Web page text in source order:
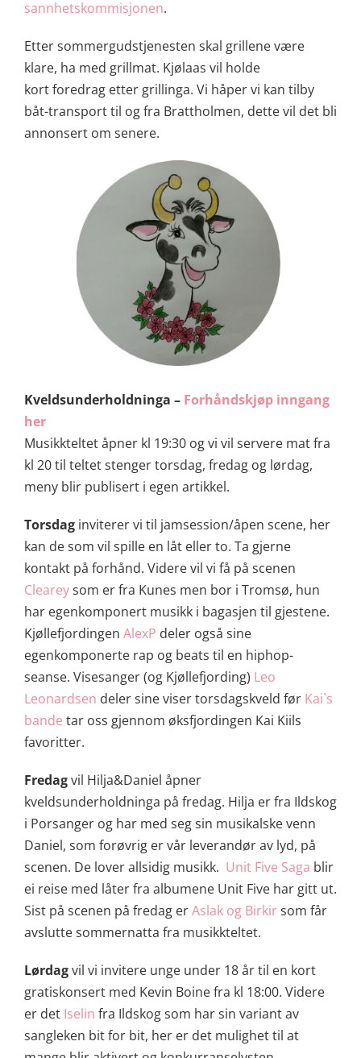
sannhetskommisjonen.
Etter sommergudstjenesten skal grillene være
klare, ha med grillmat. Kjølaas vil holde
kort foredrag etter grillinga. Vi håper vi kan tilby
båt-transport til og fra Brattholmen, dette vil det bli
annonsert om senere.
Kveldsunderholdninga – Forhåndskjøp inngang
her
Musikkteltet åpner kl 19:30 og vi vil servere mat fra
kl 20 til teltet stenger torsdag, fredag og lørdag,
meny blir publisert i egen artikkel.
Torsdag inviterer vi til jamsession/åpen scene, her
kan de som vil spille en låt eller to. Ta gjerne
kontakt på forhånd. Videre vil vi få på scenen
Cleareysom er fra Kunes men bor i Tromsø, hun
har egenkomponert musikk i bagasjen til gjestene.
Kjøllefjordingen AlexP deler også sine
egenkomponerte rap og beats til en hiphop-
seanse. Visesanger (og Kjøllefjording) Leo
Leonardsen deler sine viser torsdagskveld før Kai`s
bande tar oss gjennom øksfjordingen Kai Kiils
favoritter.
Fredagvil Hilja&Daniel åpner
kveldsunderholdninga på fredag. Hilja er fra Ildskog
i Porsanger og har med seg sin musikalske venn
Daniel, som forøvrig er vår leverandør av lyd, på
scenen. De lover allsidig musikk. Unit Five Saga blir
ei reise med låter fra albumene Unit Five har gitt ut.
Sist på scenen på fredag erAslak og Birkirsom får
avslutte sommernatta fra musikkteltet.
Lørdagvil vi invitere unge under 18 år til en kort
gratiskonsert med Kevin Boine fra kl 18:00. Videre
er det Iselin fra Ildskog som har sin variant av
sangleken bit for bit, her er det mulighet til at